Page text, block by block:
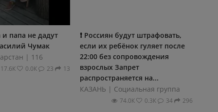
папа не дадут
Чумак
| 116
17.6К 0.0К 23 13
❗️ Россиян будут штрафовать,
если их ребёнок гуляет после
22:00 без сопровождения
взрослых Запрет
распространяется на...
КАЗАНЬ | Социальная группа
74.0К 0.3К 34 296